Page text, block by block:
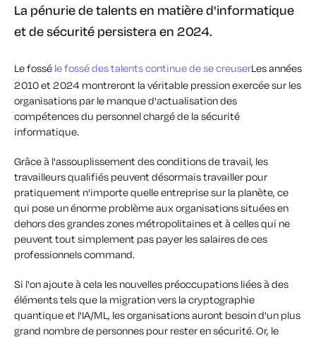
La pénurie de talents en matière d'informatique
et de sécurité persistera en 2024.
Le fossé le fossé des talents continue de se creuserLes années
2010 et 2024 montreront la véritable pression exercée sur les
organisations par le manque d'actualisation des
compétences du personnel chargé de la sécurité
informatique.
Grâce à l'assouplissement des conditions de travail, les
travailleurs qualifiés peuvent désormais travailler pour
pratiquement n'importe quelle entreprise sur la planète, ce
qui pose un énorme problème aux organisations situées en
dehors des grandes zones métropolitaines et à celles qui ne
peuvent tout simplement pas payer les salaires de ces
professionnels command.
Si l'on ajoute à cela les nouvelles préoccupations liées à des
éléments tels que la migration vers la cryptographie
quantique et l'IA/ML, les organisations auront besoin d'un plus
grand nombre de personnes pour rester en sécurité. Or, le